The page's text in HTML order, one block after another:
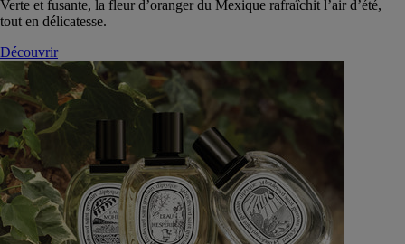
Verte et fusante, la fleur d’oranger du Mexique rafraîchit l’air d’été,
tout en délicatesse.
Découvrir